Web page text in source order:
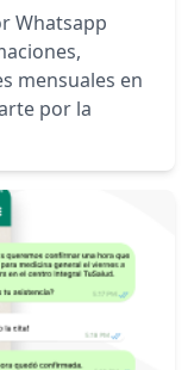
Whatsapp
mensuales en
por la